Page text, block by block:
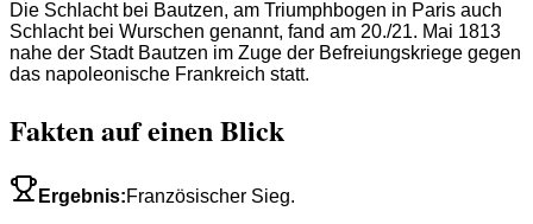
Die Schlacht bei Bautzen, am Triumphbogen in Paris auch
Schlacht bei Wurschen genannt, fand am 20./21. Mai 1813
nahe der Stadt Bautzen im Zuge der Befreiungskriege gegen
das napoleonische Frankreich statt.
Fakten auf einen Blick
Ergebnis:Französischer Sieg.